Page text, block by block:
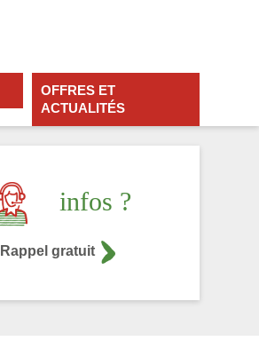
OFFRES ET
ACTUALITÉS
infos ?
Rappel gratuit